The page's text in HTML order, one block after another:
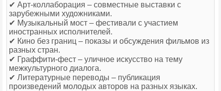
✔ Арт-коллаборация – совместные выставки с
зарубежными художниками.
✔ Музыкальный мост – фестивали с участием
иностранных исполнителей.
✔ Кино без границ – показы и обсуждения фильмов из
разных стран.
✔ Граффити-фест – уличное искусство на тему
межкультурного диалога.
✔ Литературные переводы – публикация
произведений молодых авторов на разных языках.